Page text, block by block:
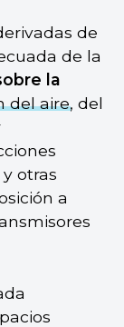
de
de la
la
del aire, del
otras
a